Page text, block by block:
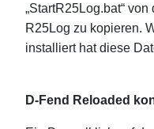
„StartR25Log.bat“
R25Log zu kopieren.
installiert hat diese
D-Fend Reloaded